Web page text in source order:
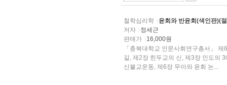
철학심리학
윤회와 반윤회(색인판)(
저자
정세근
판매가
16,000원
「충북대학교 인문사회연구총서」
길, 제2장 힌두교의 신, 제3장 인도의
신불교운동, 제6장 무아와 윤회 논...